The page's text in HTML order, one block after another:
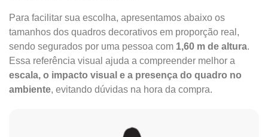
Para facilitar sua escolha, apresentamos abaixo os
tamanhos dos quadros decorativos em proporção real,
sendo segurados por uma pessoa com 1,60 m de altura.
Essa referência visual ajuda a compreender melhor a
escala, o impacto visual e a presença do quadro no
ambiente, evitando dúvidas na hora da compra.